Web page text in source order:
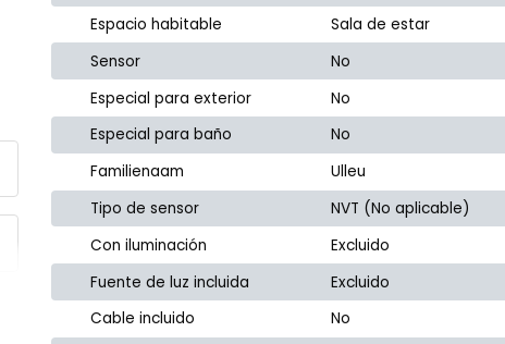
Espacio habitable
Sala de estar
Sensor
No
Especial para exterior
No
Especial para baño
No
Familienaam
Ulleu
Tipo de sensor
NVT (No aplicable)
Con iluminación
Excluido
Fuente de luz incluida
Excluido
Cable incluido
No